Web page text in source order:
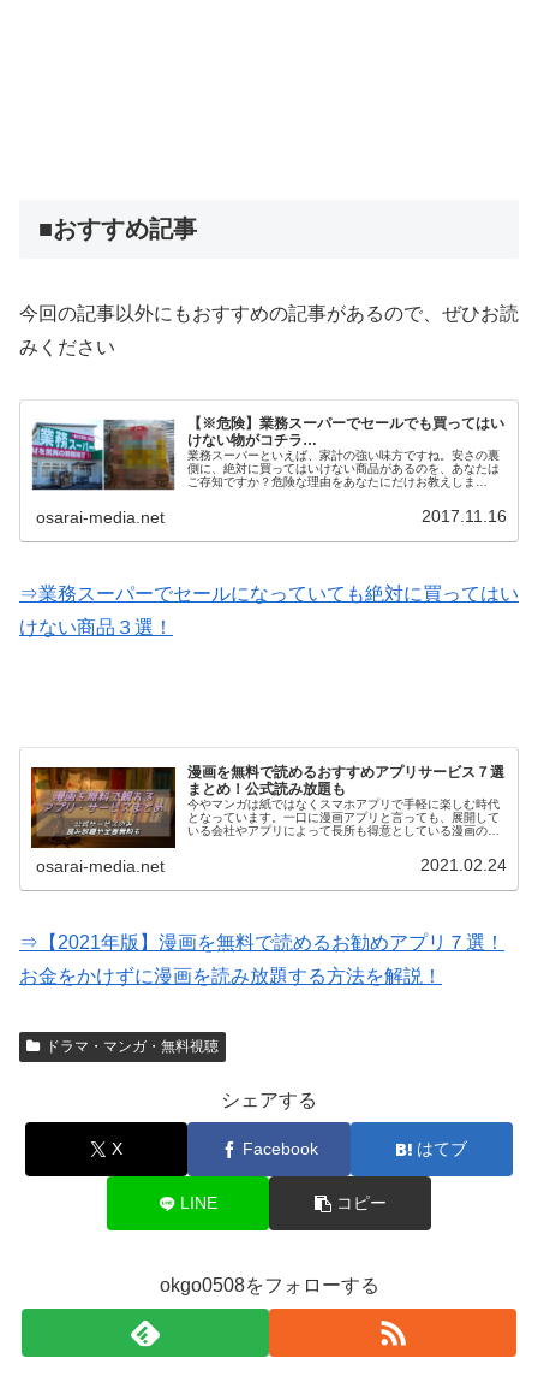
■おすすめ記事
今回の記事以外にもおすすめの記事があるので、ぜひお読
みください
【※危険】業務スーパーでセールでも買ってはい
けない物がコチラ…
業務スーパーといえば、家計の強い味方ですね。安さの裏
側に、絶対に買ってはいけない商品があるのを、あなたは
ご存知ですか？危険な理由をあなたにだけお教えしま
osarai-media.net 2017.11.16
⇒業務スーパーでセールになっていても絶対に買ってはい
けない商品３選！
漫画を無料で読めるおすすめアプリサービス７選
まとめ！公式読み放題も
今やマンガは紙ではなくスマホアプリで手軽に楽しむ時代
となっています。一口に漫画アプリと言っても、展開して
いる会社やアプリによって長所も得意としている漫画のジ
osarai-media.net 2021.02.24
⇒【2021年版】漫画を無料で読めるお勧めアプリ７選！
お金をかけずに漫画を読み放題する方法を解説！
ドラマ・マンガ・無料視聴
シェアする
X Facebook はてブ
LINE コピー
okgo0508をフォローする